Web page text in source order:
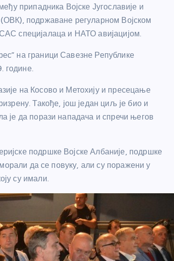
припадника Војске Југославије и
подржаване регуларном Војском
специјалаца и НАТО авијацијом.
на граници Савезне Републике
године.
на Косово и Метохију и пресецање
Такође, још један циљ је био и
је да порази нападача и спречи његов
подршке Војске Албаније, подршке
да се повуку, али су поражени у
су имали.